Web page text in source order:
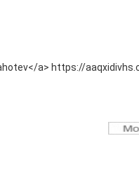
a> https://